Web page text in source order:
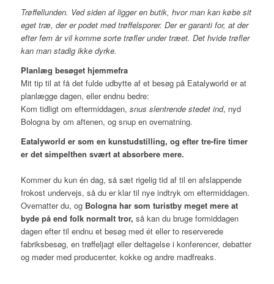
Trøffellunden. Ved siden af ligger en butik, hvor man kan købe sit
eget træ, der er podet med trøffelsporer. Der er garanti for, at der
efter fem år vil komme sorte trøfler under træet. Det hvide trøfler
kan man stadig ikke dyrke.
Planlæg besøget hjemmefra
Mit tip til at få det fulde udbytte af et besøg på Eatalyworld er at
planlægge dagen, eller endnu bedre:
Kom tidligt om eftermiddagen, snus slentrende stedet ind, nyd
Bologna by om aftenen, og snup en overnatning.
Eatalyworld er som en kunstudstilling, og efter tre-fire timer
er det simpelthen svært at absorbere mere.
Kommer du kun én dag, så sæt rigelig tid af til en afslappende
frokost undervejs, så du er klar til nye indtryk om eftermiddagen.
Overnatter du, og Bologna har som turistby meget mere at
byde på end folk normalt tror, så kan du bruge formiddagen
dagen efter til endnu et besøg med ét eller to reserverede
fabriksbesøg, en trøffeljagt eller deltagelse i konferencer, debatter
og møder med producenter, kokke og andre madfreaks.